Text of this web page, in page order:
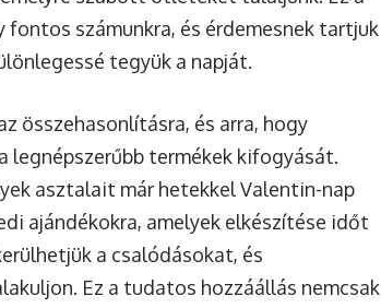
számunkra, és érdemesnek tartjuk
tegyük a napját.
összehasonlításra, és arra, hogy
legnépszerűbb termékek kifogyását.
asztalait már hetekkel Valentin-nap
ajándékokra, amelyek elkészítése időt
a csalódásokat, és
Ez a tudatos hozzáállás nemcsak